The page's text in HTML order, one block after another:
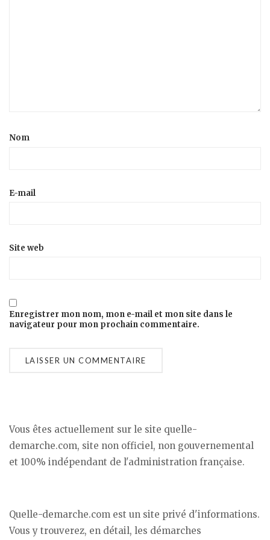
Nom
E-mail
Site web
Enregistrer mon nom, mon e-mail et mon site dans le
navigateur pour mon prochain commentaire.
Vous êtes actuellement sur le site quelle-
demarche.com, site non officiel, non gouvernemental
et 100% indépendant de l'administration française.
Quelle-demarche.com est un site privé d'informations.
Vous y trouverez, en détail, les démarches